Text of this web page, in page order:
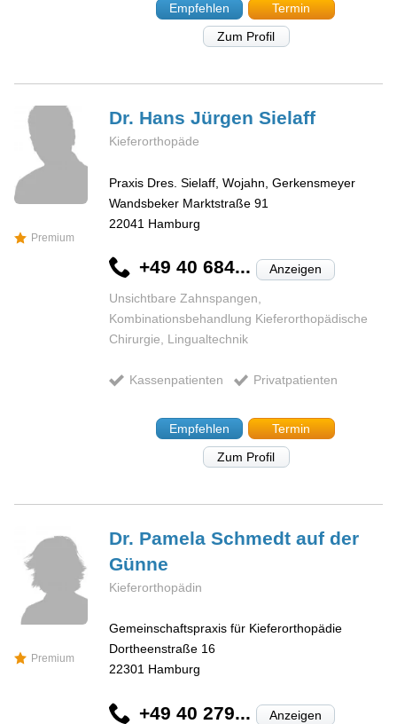
Empfehlen
Termin
Zum Profil
Premium
Dr. Hans JürgenSielaff
Kieferorthopäde
Praxis Dres. Sielaff, Wojahn, Gerkensmeyer
Wandsbeker Marktstraße 91
22041 Hamburg
+49 40 684... Anzeigen
Unsichtbare Zahnspangen,
Kombinationsbehandlung Kieferorthopädische
Chirurgie, Lingualtechnik
Kassenpatienten Privatpatienten
Empfehlen
Termin
Zum Profil
Premium
Dr. PamelaSchmedt auf der
Günne
Kieferorthopädin
Gemeinschaftspraxis für Kieferorthopädie
Dortheenstraße 16
22301 Hamburg
+49 40 279... Anzeigen